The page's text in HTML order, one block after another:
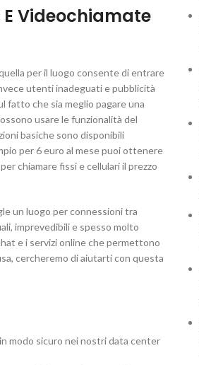
Videochiamate
per il luogo consente di entrare
utenti inadeguati e pubblicità
fatto che sia meglio pagare una
usare le funzionalità del
basiche sono disponibili
per 6 euro al mese puoi ottenere
chiamare fissi e cellulari il prezzo
un luogo per connessioni tra
imprevedibili e spesso molto
e i servizi online che permettono
cercheremo di aiutarti con questa
modo sicuro nei nostri data center